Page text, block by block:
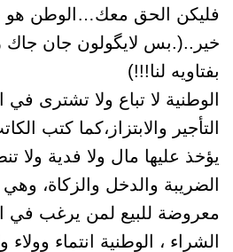
فليكن الحق معك…الوطن هو
خير..(.بس لايگولون جان جاك
بفتاويه لنا!!!)
الوطنية لا تباع ولا تشترى في
التأجير والابتزاز،كما كتب
يؤخذ عليها مال ولا فدية ولا
الضريبة والدخل والزكاة،
معروضة للبيع لمن يرغب في
الشراء ، الوطنية انتماء